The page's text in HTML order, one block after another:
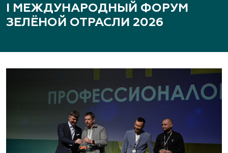
I МЕЖДУНАРОДНЫЙ ФОРУМ
ЗЕЛЁНОЙ ОТРАСЛИ 2026